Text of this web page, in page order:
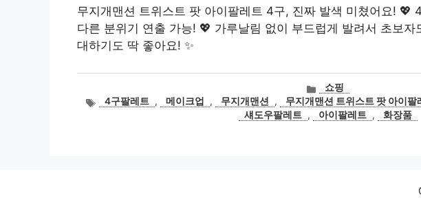
무지개맨션 트위스트 팟 아이팔레트 4구, 진짜 발색 미쳤어요! 💖
다른 분위기 연출 가능! 💖 가루날림 없이 부드럽게 발려서 초보
대하기도 딱 좋아요! ✨
카
테
고
쇼핑
태4구팔레트 , 메이크업 , 무지개맨션 , 무지개맨션 트위스트 팟 아이
섀도우팔레트 , 아이팔레트 , 화장품